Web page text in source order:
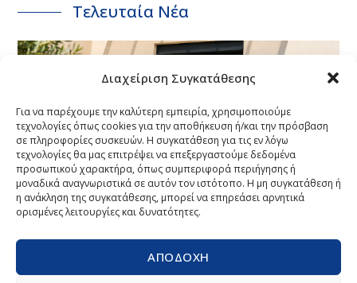
Διαχείριση Συγκατάθεσης
Για να παρέχουμε την καλύτερη εμπειρία, χρησιμοποιούμε
τεχνολογίες όπως cookies για την αποθήκευση ή/και την πρόσβαση
σε πληροφορίες συσκευών. Η συγκατάθεση για τις εν λόγω
τεχνολογίες θα μας επιτρέψει να επεξεργαστούμε δεδομένα
προσωπικού χαρακτήρα, όπως συμπεριφορά περιήγησης ή
μοναδικά αναγνωριστικά σε αυτόν τον ιστότοπο. Η μη συγκατάθεση ή
η ανάκληση της συγκατάθεσης, μπορεί να επηρεάσει αρνητικά
ορισμένες λειτουργίες και δυνατότητες.
ΑΠΟΔΟΧΉ
Τελευταία Νέα
Έργο COSPICO στο Αμύνταιο
Φλώρινας: Συστήματα Πέργκολας
CospiBio & CospiSunCospiSun
3 ΑΥΓΟΎΣΤΟΥ, 2026
ΝΈΑ